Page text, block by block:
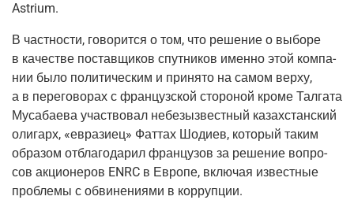
Astrium.
В част­но­сти, гово­рит­ся о том, что реше­ние о выбо­ре
в каче­стве постав­щи­ков спут­ни­ков имен­но этой ком­па­
нии было поли­ти­че­ским и при­ня­то на самом вер­ху,
а в пере­го­во­рах с фран­цуз­ской сто­ро­ной кро­ме Тал­га­та
Муса­ба­е­ва участ­во­вал небезыз­вест­ный казах­стан­ский
оли­гарх, «евра­зи­ец» Фат­тах Шоди­ев, кото­рый таким
обра­зом отбла­го­да­рил фран­цу­зов за реше­ние вопро­
сов акци­о­не­ров ENRC в Евро­пе, вклю­чая извест­ные
про­бле­мы с обви­не­ни­я­ми в коррупции.